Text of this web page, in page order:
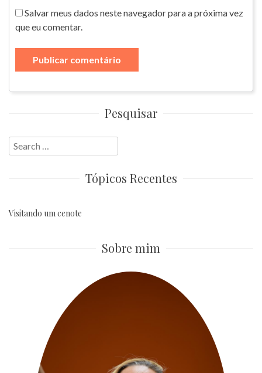
Salvar meus dados neste navegador para a próxima vez
que eu comentar.
Pesquisar
Search
for:
Tópicos Recentes
Visitando um cenote
Sobre mim